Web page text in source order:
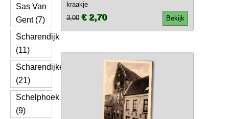
Sas Van
Gent (7)
Scharendijk
(11)
Scharendijke
(21)
Schelphoek
(9)
kraakje
Bekijk
3,00 € 2,70